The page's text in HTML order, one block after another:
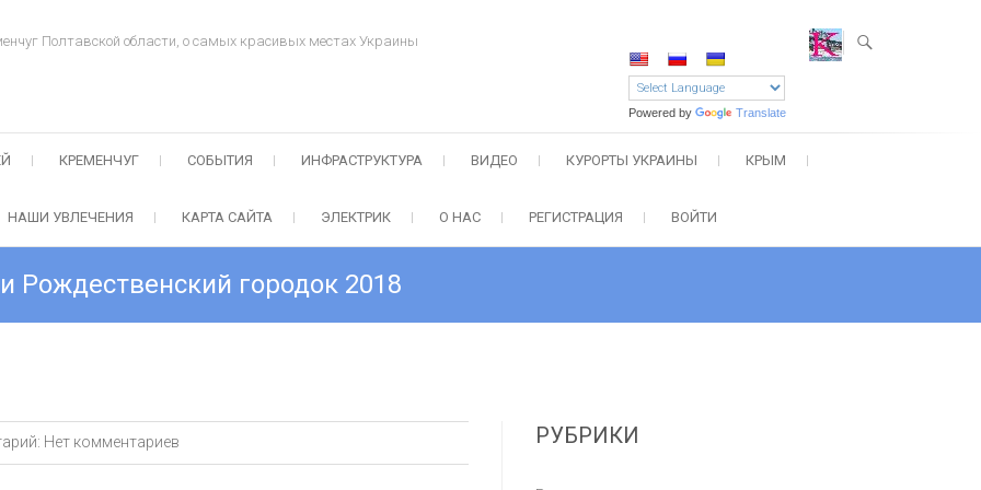
Полтавской области, о самых красивых местах Украины
Powered by Translate
КРЕМЕНЧУГ СОБЫТИЯ ИНФРАСТРУКТУРА ВИДЕО КУРОРТЫ УКРАИНЫ КРЫМ
НАШИ УВЛЕЧЕНИЯ КАРТА САЙТА ЭЛЕКТРИК О НАС РЕГИСТРАЦИЯ ВОЙТИ
Рождественский городок 2018
Нет комментариев РУБРИКИ